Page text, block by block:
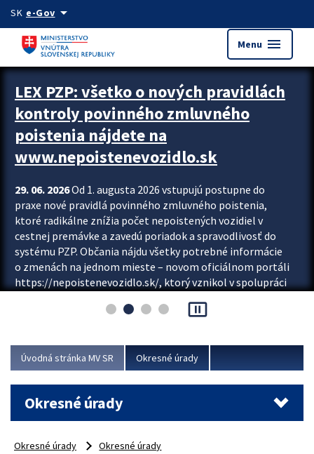
Preskocit na hlavný obsah
SK e-Govarrow_drop_down
Menu menu
Zastavit automatický posun upútavok
LEX PZP: všetko o nových pravidlách
kontroly povinného zmluvného
poistenia nájdete na
www.nepoistenevozidlo.sk
29. 06. 2026Od 1. augusta 2026 vstupujú postupne do
praxe nové pravidlá povinného zmluvného poistenia,
ktoré radikálne znížia počet nepoistených vozidiel v
cestnej premávke a zavedú poriadok a spravodlivosť do
systému PZP. Občania nájdu všetky potrebné informácie
o zmenách na jednom mieste – novom oficiálnom portáli
https://nepoistenevozidlo.sk/, ktorý vznikol v spolupráci
asociácie poisťovní (SLASPO) a Ministerstva vnútra SR.
Viac
pause_presentation
Úvodná stránka MV SR Okresné úrady
Okresné úrady
Okresné úrady
Okresné úrady